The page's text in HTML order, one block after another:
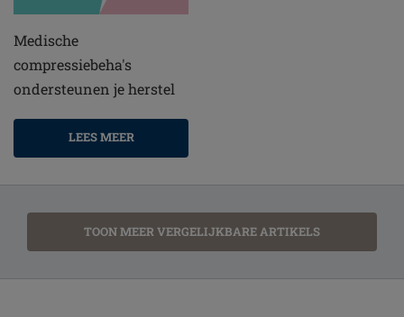
Medische
compressiebeha's
ondersteunen je herstel
LEES MEER
TOON MEER VERGELIJKBARE ARTIKELS